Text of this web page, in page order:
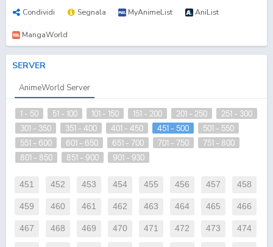
Condividi Segnala MyAnimeList AniList
MangaWorld
SERVER
AnimeWorld Server
1 - 50 51 - 100 101 - 150 151 - 200 201 - 250
251 - 300
301 - 350
351 - 400 401 - 450 451 - 500
501 - 550
551 - 600
601 - 650 651 - 700 701 - 750
751 - 800
801 - 850
851 - 900 901 - 930
451 452 453 454 455 456 457 458
459 460 461 462 463 464 465 466
467 468 469 470 471 472 473 474